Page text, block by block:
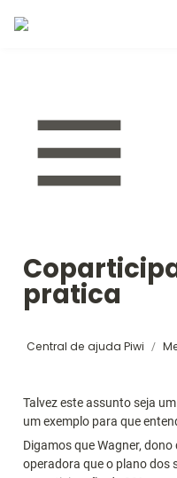
pratica
Central de ajuda Piwi /
Talvez este assunto seja
um exemplo para que
Digamos que Wagner,
operadora que o plano dos